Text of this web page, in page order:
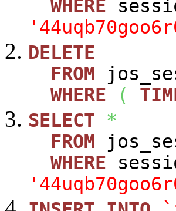
WHERE
DELETE
FROM
WHERE
(
SELECT
*
FROM
WHERE